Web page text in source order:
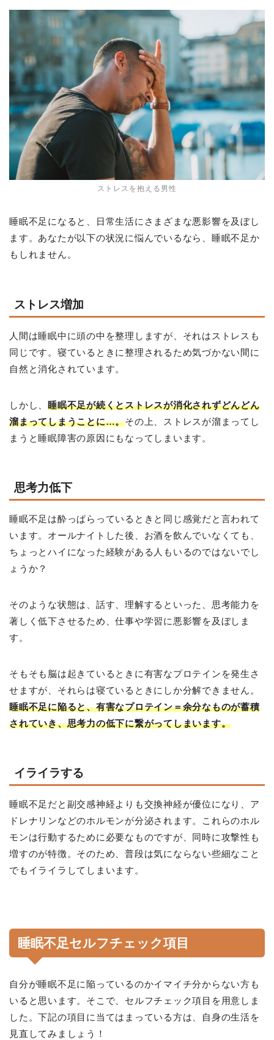
ストレスを抱える男性
睡眠不足になると、日常生活にさまざまな悪影響を及ぼし
ます。あなたが以下の状況に悩んでいるなら、睡眠不足か
もしれません。
ストレス増加
人間は睡眠中に頭の中を整理しますが、それはストレスも
同じです。寝ているときに整理されるため気づかない間に
自然と消化されています。
しかし、睡眠不足が続くとストレスが消化されずどんどん
溜まってしまうことに…。その上、ストレスが溜まってし
まうと睡眠障害の原因にもなってしまいます。
思考力低下
睡眠不足は酔っぱらっているときと同じ感覚だと言われて
います。オールナイトした後、お酒を飲んでいなくても、
ちょっとハイになった経験がある人もいるのではないでし
ょうか？
そのような状態は、話す、理解するといった、思考能力を
著しく低下させるため、仕事や学習に悪影響を及ぼしま
す。
そもそも脳は起きているときに有害なプロテインを発生さ
せますが、それらは寝ているときにしか分解できません。
睡眠不足に陥ると、有害なプロテイン＝余分なものが蓄積
されていき、思考力の低下に繋がってしまいます。
イライラする
睡眠不足だと副交感神経よりも交換神経が優位になり、ア
ドレナリンなどのホルモンが分泌されます。これらのホル
モンは行動するために必要なものですが、同時に攻撃性も
増すのが特徴。そのため、普段は気にならない些細なこと
でもイライラしてしまいます。
睡眠不足セルフチェック項目
自分が睡眠不足に陥っているのかイマイチ分からない方も
いると思います。そこで、セルフチェック項目を用意しま
した。下記の項目に当てはまっている方は、自身の生活を
見直してみましょう！